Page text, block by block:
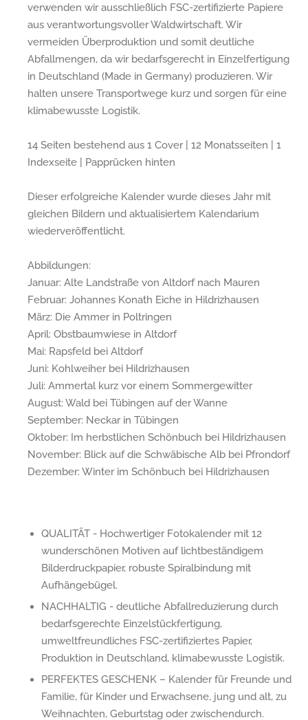
verwenden wir ausschließlich FSC-zertifizierte Papiere
aus verantwortungsvoller Waldwirtschaft. Wir
vermeiden Überproduktion und somit deutliche
Abfallmengen, da wir bedarfsgerecht in Einzelfertigung
in Deutschland (Made in Germany) produzieren. Wir
halten unsere Transportwege kurz und sorgen für eine
klimabewusste Logistik.
14 Seiten bestehend aus 1 Cover | 12 Monatsseiten | 1
Indexseite | Papprücken hinten
Dieser erfolgreiche Kalender wurde dieses Jahr mit
gleichen Bildern und aktualisiertem Kalendarium
wiederveröffentlicht.
Abbildungen:
Januar: Alte Landstraße von Altdorf nach Mauren
Februar: Johannes Konath Eiche in Hildrizhausen
März: Die Ammer in Poltringen
April: Obstbaumwiese in Altdorf
Mai: Rapsfeld bei Altdorf
Juni: Kohlweiher bei Hildrizhausen
Juli: Ammertal kurz vor einem Sommergewitter
August: Wald bei Tübingen auf der Wanne
September: Neckar in Tübingen
Oktober: Im herbstlichen Schönbuch bei Hildrizhausen
November: Blick auf die Schwäbische Alb bei Pfrondorf
Dezember: Winter im Schönbuch bei Hildrizhausen
QUALITÄT - Hochwertiger Fotokalender mit 12
wunderschönen Motiven auf lichtbeständigem
Bilderdruckpapier, robuste Spiralbindung mit
Aufhängebügel.
NACHHALTIG - deutliche Abfallreduzierung durch
bedarfsgerechte Einzelstückfertigung,
umweltfreundliches FSC-zertifiziertes Papier,
Produktion in Deutschland, klimabewusste Logistik.
PERFEKTES GESCHENK – Kalender für Freunde und
Familie, für Kinder und Erwachsene, jung und alt, zu
Weihnachten, Geburtstag oder zwischendurch.